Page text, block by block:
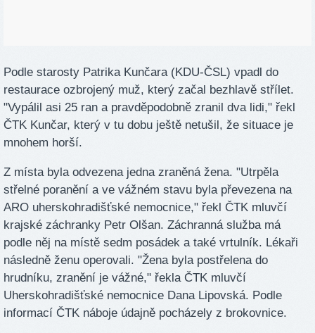
Podle starosty Patrika Kunčara (KDU-ČSL) vpadl do
restaurace ozbrojený muž, který začal bezhlavě střílet.
"Vypálil asi 25 ran a pravděpodobně zranil dva lidi," řekl
ČTK Kunčar, který v tu dobu ještě netušil, že situace je
mnohem horší.
Z místa byla odvezena jedna zraněná žena. "Utrpěla
střelné poranění a ve vážném stavu byla převezena na
ARO uherskohradišťské nemocnice," řekl ČTK mluvčí
krajské záchranky Petr Olšan. Záchranná služba má
podle něj na místě sedm posádek a také vrtulník. Lékaři
následně ženu operovali. "Žena byla postřelena do
hrudníku, zranění je vážné," řekla ČTK mluvčí
Uherskohradišťské nemocnice Dana Lipovská. Podle
informací ČTK náboje údajně pocházely z brokovnice.